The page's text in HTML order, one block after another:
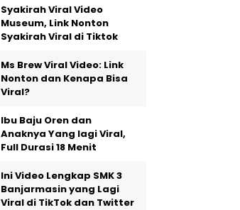
Syakirah Viral Video
Museum, Link Nonton
Syakirah Viral di Tiktok
Ms Brew Viral Video: Link
Nonton dan Kenapa Bisa
Viral?
Ibu Baju Oren dan
Anaknya Yang lagi Viral,
Full Durasi 18 Menit
Ini Video Lengkap SMK 3
Banjarmasin yang Lagi
Viral di TikTok dan Twitter